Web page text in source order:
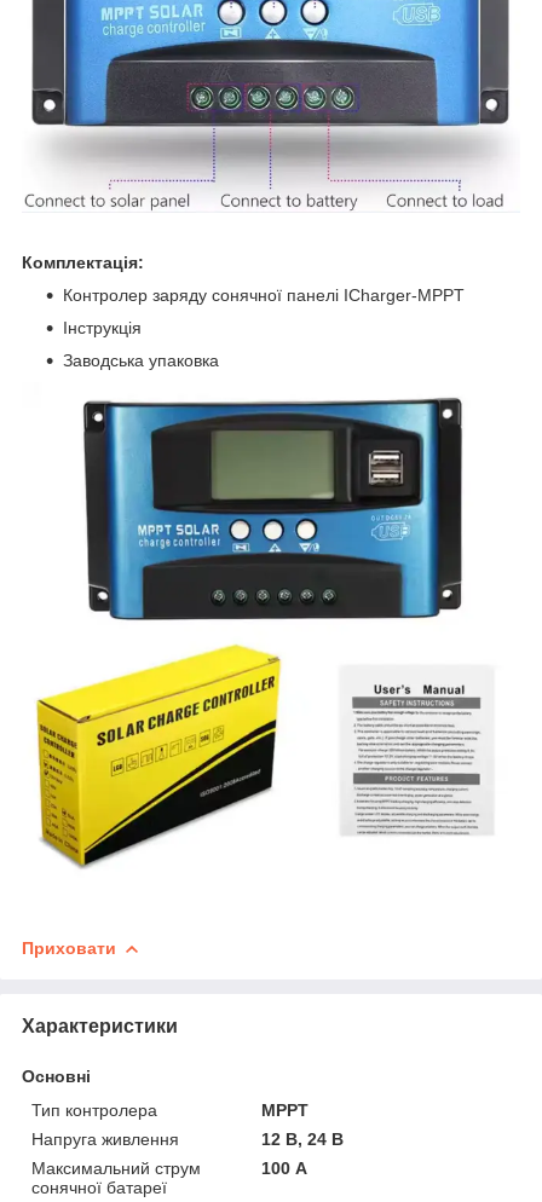
Комплектація:
Контролер заряду сонячної панелі ICharger-MPPT
Інструкція
Заводська упаковка
Приховати
Характеристики
Основні
Тип контролера
MPPT
Напруга живлення
12 В, 24 В
Максимальний струм
сонячної батареї
100 А